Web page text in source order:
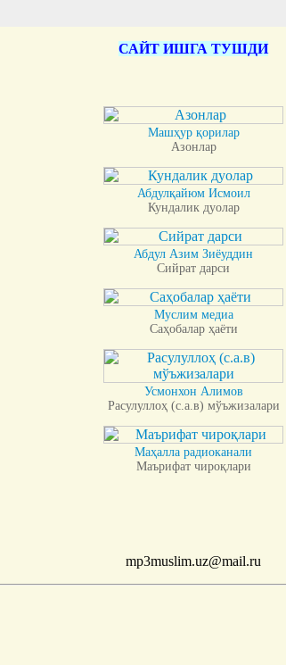
САЙТ ИШГА ТУШДИ
Машҳур қорилар
Азонлар
Абдулқайюм Исмоил
Кундалик дуолар
Абдул Азим Зиёуддин
Сийрат дарси
Муслим медиа
Саҳобалар ҳаёти
Усмонхон Алимов
Расулуллоҳ (с.а.в) мўъжизалари
Маҳалла радиоканали
Маърифат чироқлари
mp3muslim.uz@mail.ru